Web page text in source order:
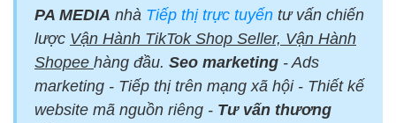
PA MEDIA nhà Tiếp thị trực tuyến tư vấn chiến
lược Vận Hành TikTok Shop Seller, Vận Hành
Shopee hàng đầu. Seo marketing - Ads
marketing - Tiếp thị trên mạng xã hội - Thiết kế
website mã nguồn riêng - Tư vấn thương